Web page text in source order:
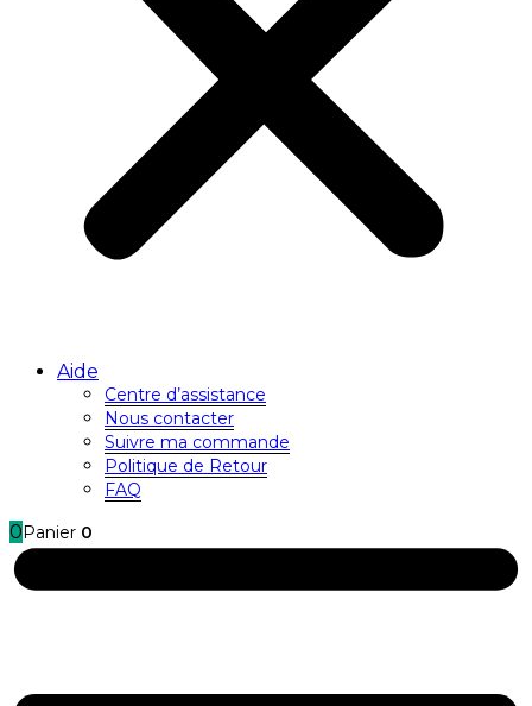
Aide
Centre d’assistance
Nous contacter
Suivre ma commande
Politique de Retour
FAQ
0 Panier 0